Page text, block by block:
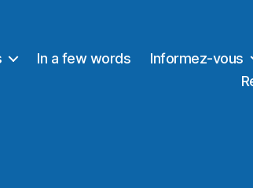
In a few words Informez-vous